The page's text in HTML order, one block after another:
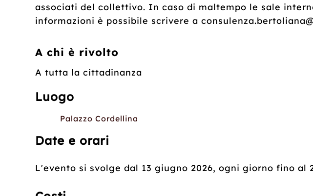
associati del collettivo. In caso di maltempo le sale
informazioni è possibile scrivere a
A chi è rivolto
A tutta la cittadinanza
Luogo
Palazzo Cordellina
Date e orari
L'evento si svolge dal 13 giugno 2026, ogni giorno fino al